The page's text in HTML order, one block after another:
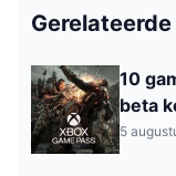
10
beta
Game
5